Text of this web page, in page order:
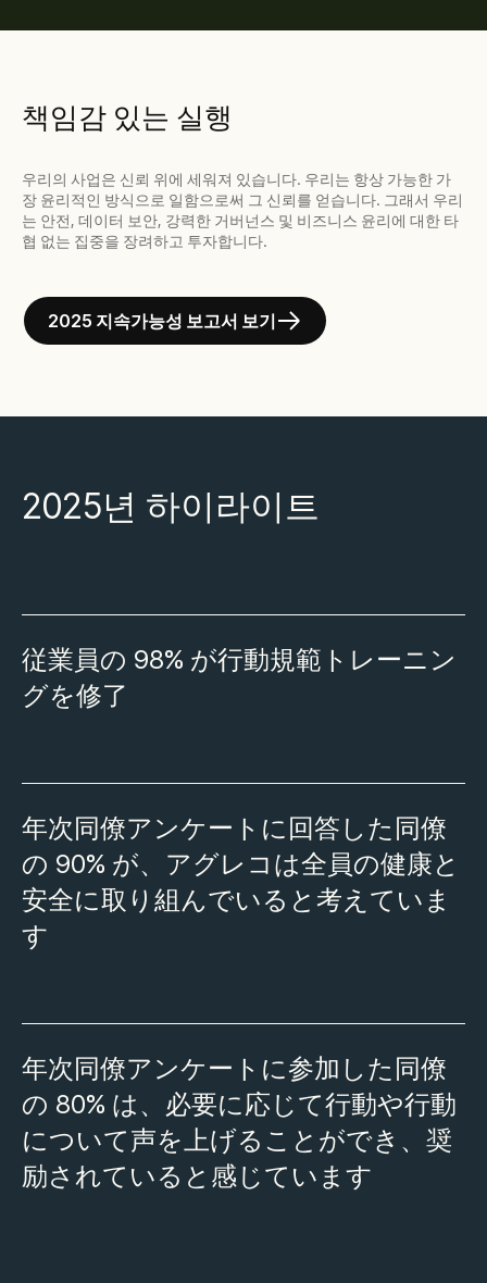
책임감 있는 실행
우리의 사업은 신뢰 위에 세워져 있습니다. 우리는 항상 가능한 가
장 윤리적인 방식으로 일함으로써 그 신뢰를 얻습니다. 그래서 우리
는 안전, 데이터 보안, 강력한 거버넌스 및 비즈니스 윤리에 대한 타
협 없는 집중을 장려하고 투자합니다.
2025 지속가능성 보고서 보기
2025년 하이라이트
従業員の 98% が行動規範トレーニン
グを修了
年次同僚アンケートに回答した同僚
の 90% が、アグレコは全員の健康と
安全に取り組んでいると考えていま
す
年次同僚アンケートに参加した同僚
の 80% は、必要に応じて行動や行動
について声を上げることができ、奨
励されていると感じています